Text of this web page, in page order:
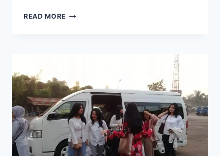
READ MORE ANTAR
DI
ERA
KENORMALAN
BARU